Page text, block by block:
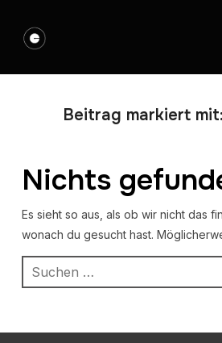
Beitrag markiert
Nichts
Es sieht so aus, als ob wir nicht das
wonach du gesucht hast.